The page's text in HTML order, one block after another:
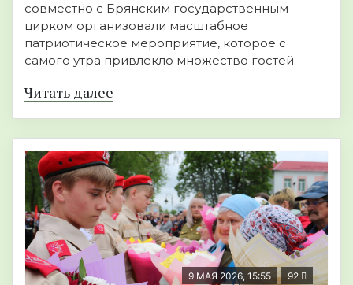
совместно с Брянским государственным
цирком организовали масштабное
патриотическое мероприятие, которое с
самого утра привлекло множество гостей.
Читать далее
9 МАЯ 2026, 15:55 92